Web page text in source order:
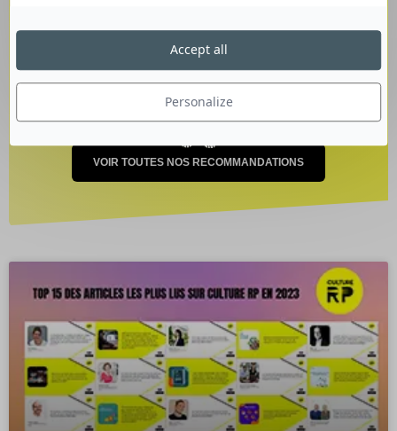
14 juin 2022
VOIR TOUTES NOS RECOMMANDATIONS
Personalize
Accept all